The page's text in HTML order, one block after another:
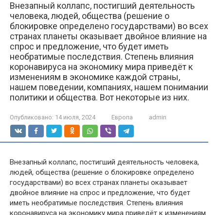
Внезапный коллапс, постигший деятельность
человека, людей, общества (решение о
блокировке определено государствами) во всех
странах планеты оказывает двойное влияние на
спрос и предложение, что будет иметь
необратимые последствия. Степень влияния
коронавируса на экономику мира приведёт к
изменениям в экономике каждой страны,
нашем поведении, компаниях, нашем понимании
политики и общества. Вот некоторые из них.
Опубликовано: 14 июля, 2024 Европа admin
Внезапный коллапс, постигший деятельность человека,
людей, общества (решение о блокировке определено
государствами) во всех странах планеты оказывает
двойное влияние на спрос и предложение, что будет
иметь необратимые последствия. Степень влияния
коронавируса на экономику мира приведёт к изменениям